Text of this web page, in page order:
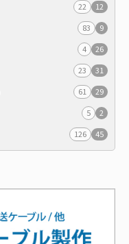
22
12
83
9
4
26
23
31
61
29
5
2
126 45